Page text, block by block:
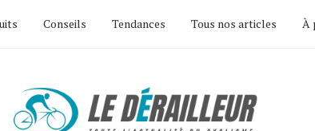
Conseils Tendances Tous nos articles À